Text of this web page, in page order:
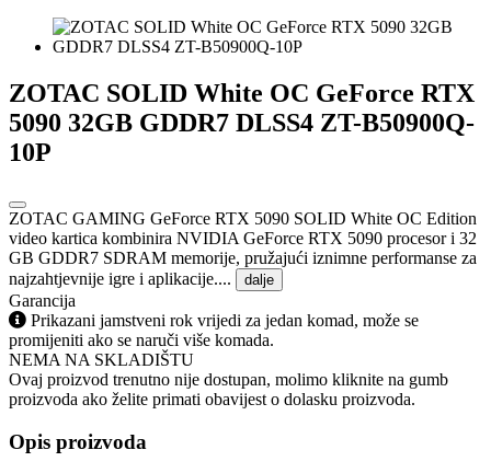
ZOTAC SOLID White OC GeForce RTX
5090 32GB GDDR7 DLSS4 ZT-B50900Q-
10P
ZOTAC GAMING GeForce RTX 5090 SOLID White OC Edition
video kartica kombinira NVIDIA GeForce RTX 5090 procesor i 32
GB GDDR7 SDRAM memorije, pružajući iznimne performanse za
najzahtjevnije igre i aplikacije....
dalje
Garancija
Prikazani jamstveni rok vrijedi za jedan komad, može se
promijeniti ako se naruči više komada.
NEMA NA SKLADIŠTU
Ovaj proizvod trenutno nije dostupan, molimo kliknite na gumb
proizvoda ako želite primati obavijest o dolasku proizvoda.
Opis proizvoda